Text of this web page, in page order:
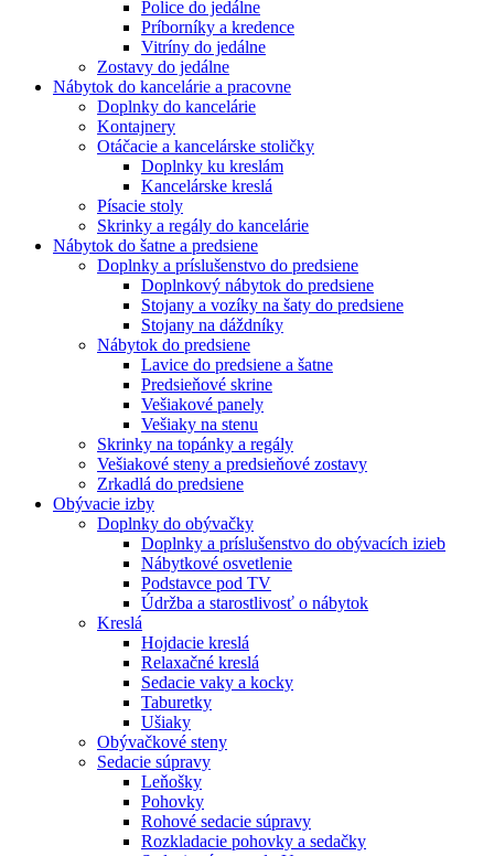
Police do jedálne
Príborníky a kredence
Vitríny do jedálne
Zostavy do jedálne
Nábytok do kancelárie a pracovne
Doplnky do kancelárie
Kontajnery
Otáčacie a kancelárske stoličky
Doplnky ku kreslám
Kancelárske kreslá
Písacie stoly
Skrinky a regály do kancelárie
Nábytok do šatne a predsiene
Doplnky a príslušenstvo do predsiene
Doplnkový nábytok do predsiene
Stojany a vozíky na šaty do predsiene
Stojany na dáždníky
Nábytok do predsiene
Lavice do predsiene a šatne
Predsieňové skrine
Vešiakové panely
Vešiaky na stenu
Skrinky na topánky a regály
Vešiakové steny a predsieňové zostavy
Zrkadlá do predsiene
Obývacie izby
Doplnky do obývačky
Doplnky a príslušenstvo do obývacích izieb
Nábytkové osvetlenie
Podstavce pod TV
Údržba a starostlivosť o nábytok
Kreslá
Hojdacie kreslá
Relaxačné kreslá
Sedacie vaky a kocky
Taburetky
Ušiaky
Obývačkové steny
Sedacie súpravy
Leňošky
Pohovky
Rohové sedacie súpravy
Rozkladacie pohovky a sedačky